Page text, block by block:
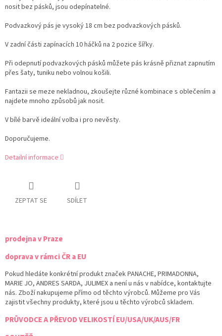
nosit bez pásků, jsou odepínatelné.
Podvazkový pás je vysoký 18 cm bez podvazkových pásků.
V zadní části zapínacích 10 háčků na 2 pozice šířky.
Při odepnutí podvazkových pásků můžete pás krásně přiznat zapnutím
přes šaty, tuniku nebo volnou košili.
Fantazii se meze nekladnou, zkoušejte různé kombinace s oblečením a
najdete mnoho způsobů jak nosit.
V bílé barvě ideální volba i pro nevěsty.
Doporučujeme.
Detailní informace
ZEPTAT SE SDÍLET
prodejna v Praze
doprava v rámci ČR a EU
Pokud hledáte konkrétní produkt značek PANACHE, PRIMADONNA,
MARIE JO, ANDRES SARDA, JULIMEX a není u nás v nabídce, kontaktujte
nás. Zboží nakupujeme přímo od těchto výrobců. Můžeme pro Vás
zajistit všechny produkty, které jsou u těchto výrobců skladem.
PRŮVODCE A PŘEVOD VELIKOSTÍ EU/USA/UK/AUS/FR